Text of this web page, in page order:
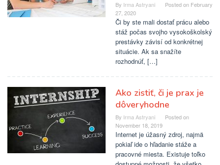
By Irma Astryani Posted on February
27, 2020
Či by ste mali dostať prácu alebo
stáž počas svojho vysokoškolský
prestávky závisí od konkrétnej
situácie. Ak sa snažíte
rozhodnúť, […]
Ako zistiť, či je prax je
dôveryhodne
By Irma Astryani
Posted on
November 18, 2019
Internet je úžasný zdroj, najmä
pokiaľ ide o hľadanie stáže a
pracovné miesta. Existuje toľko